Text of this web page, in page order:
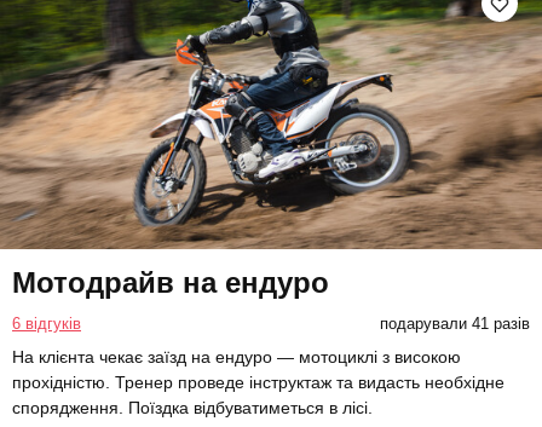
Мотодрайв на ендуро
6 відгуків подарували 41 разів
На клієнта чекає заїзд на ендуро — мотоциклі з високою
прохідністю. Тренер проведе інструктаж та видасть необхідне
спорядження. Поїздка відбуватиметься в лісі.